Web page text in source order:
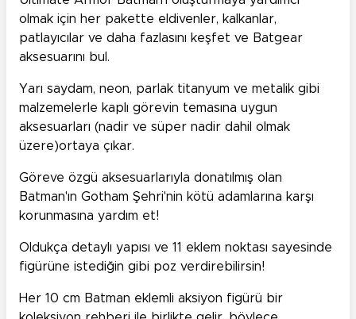
olmak için her pakette eldivenler, kalkanlar,
patlayıcılar ve daha fazlasını keşfet ve Batgear
aksesuarını bul.
Yarı saydam, neon, parlak titanyum ve metalik gibi
malzemelerle kaplı görevin temasına uygun
aksesuarları (nadir ve süper nadir dahil olmak
üzere)ortaya çıkar.
Göreve özgü aksesuarlarıyla donatılmış olan
Batman'ın Gotham Şehri'nin kötü adamlarına karşı
korunmasına yardım et!
Oldukça detaylı yapısı ve 11 eklem noktası sayesinde
figürüne istediğin gibi poz verdirebilirsin!
Her 10 cm Batman eklemli aksiyon figürü bir